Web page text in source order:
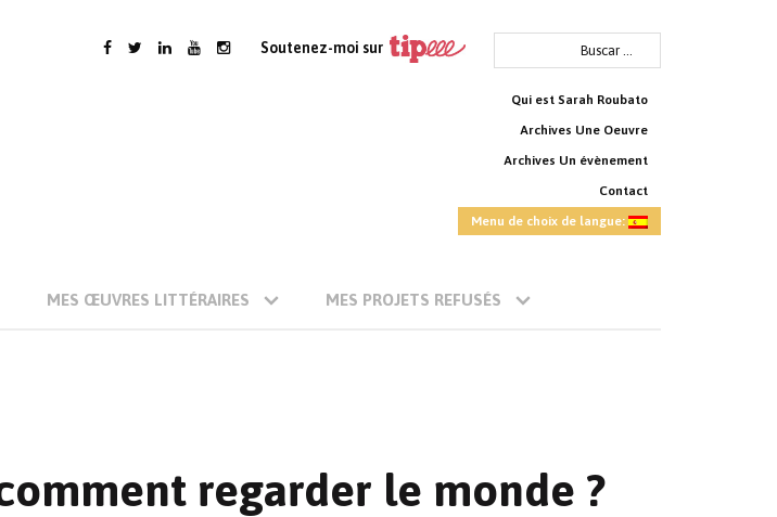
Soutenez-moi sur
Qui est Sarah Roubato
Archives Une Oeuvre
Archives Un évènement
Contact
Menu de choix de langue:
MES ŒUVRES LITTÉRAIRES MES PROJETS REFUSÉS
regarder le monde ?